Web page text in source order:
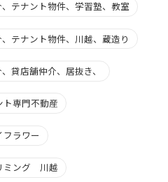
テナント物件、学習塾、教室
テナント物件、川越、蔵造り
貸店舗仲介、居抜き、
ト専門不動産
フラワー
ミング 川越